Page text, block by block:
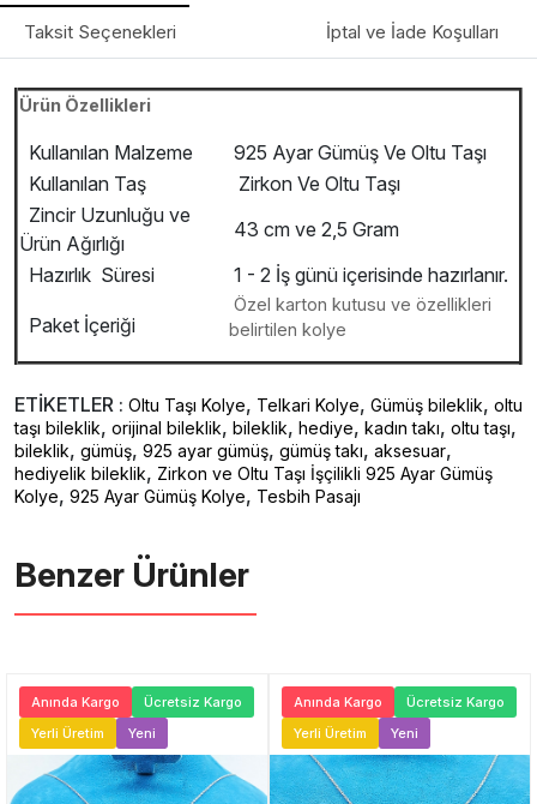
Taksit Seçenekleri İptal ve İade Koşulları
Ürün Özellikleri
Kullanılan Malzeme
925 Ayar Gümüş Ve Oltu Taşı
Kullanılan Taş
Zirkon Ve Oltu Taşı
Zincir Uzunluğu ve
Ürün Ağırlığı
43 cm ve 2,5 Gram
Hazırlık Süresi
1 - 2 İş günü içerisinde hazırlanır.
Paket İçeriği
Özel karton kutusu ve özellikleri
belirtilen kolye
ETİKETLER : Oltu Taşı Kolye, Telkari Kolye, Gümüş bileklik, oltu
taşı bileklik, orijinal bileklik, bileklik, hediye, kadın takı, oltu taşı,
bileklik, gümüş, 925 ayar gümüş, gümüş takı, aksesuar,
hediyelik bileklik, Zirkon ve Oltu Taşı İşçilikli 925 Ayar Gümüş
Kolye, 925 Ayar Gümüş Kolye, Tesbih Pasajı
Benzer Ürünler ️
Anında Kargo
Ücretsiz Kargo
Yerli Üretim
Yeni
Anında Kargo
Ücretsiz Kargo
Yerli Üretim
Yeni